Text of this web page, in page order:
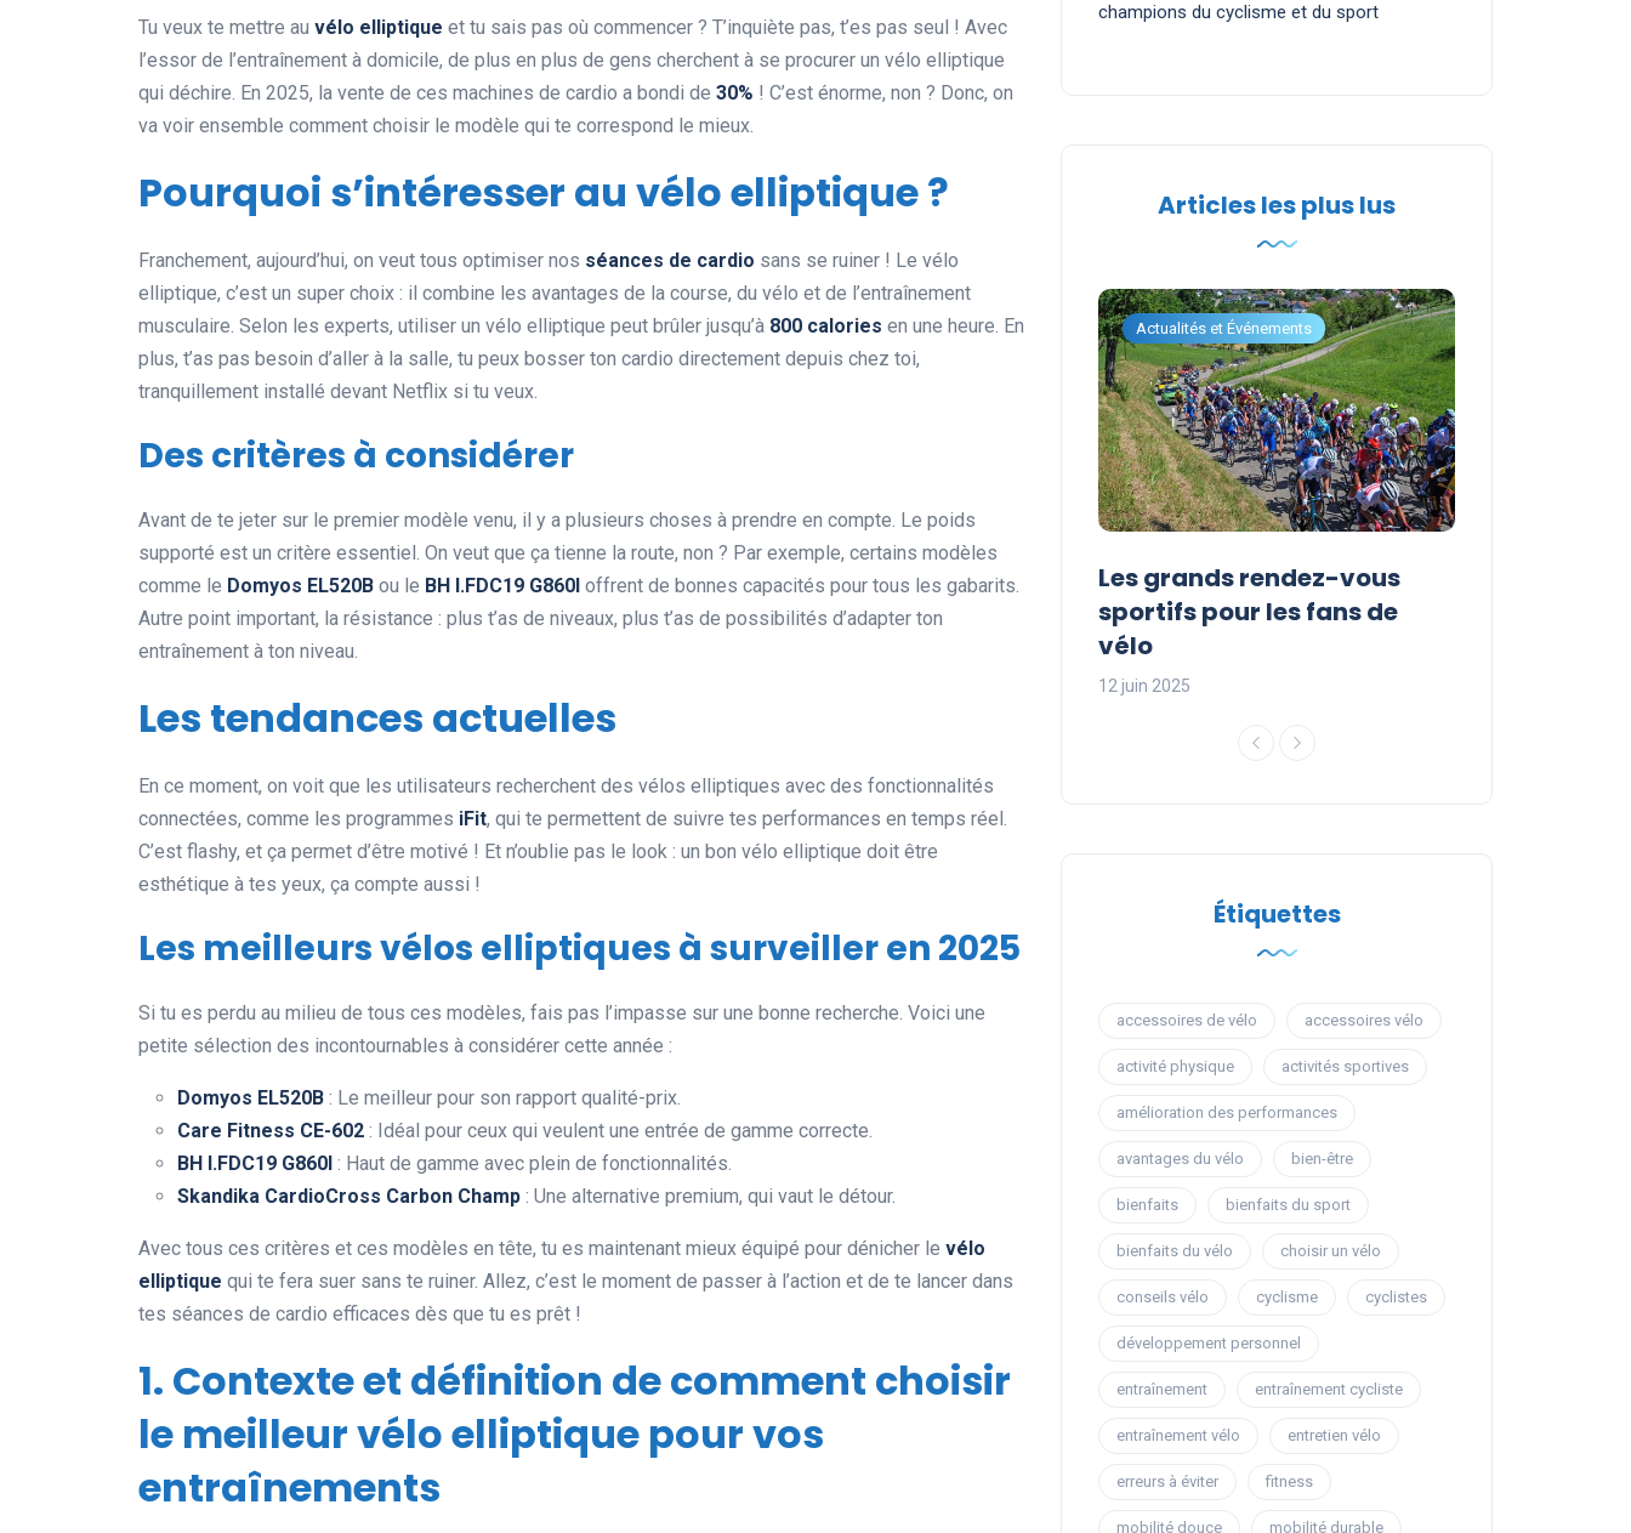
Tu veux te mettre au vélo elliptique et tu sais pas où commencer ? T’inquiète pas, t’es pas seul ! Avec
l’essor de l’entraînement à domicile, de plus en plus de gens cherchent à se procurer un vélo elliptique
qui déchire. En 2025, la vente de ces machines de cardio a bondi de 30% ! C’est énorme, non ? Donc, on
va voir ensemble comment choisir le modèle qui te correspond le mieux.
Pourquoi s’intéresser au vélo elliptique ?
Franchement, aujourd’hui, on veut tous optimiser nos séances de cardio sans se ruiner ! Le vélo
elliptique, c’est un super choix : il combine les avantages de la course, du vélo et de l’entraînement
musculaire. Selon les experts, utiliser un vélo elliptique peut brûler jusqu’à 800 calories en une heure. En
plus, t’as pas besoin d’aller à la salle, tu peux bosser ton cardio directement depuis chez toi,
tranquillement installé devant Netflix si tu veux.
Des critères à considérer
Avant de te jeter sur le premier modèle venu, il y a plusieurs choses à prendre en compte. Le poids
supporté est un critère essentiel. On veut que ça tienne la route, non ? Par exemple, certains modèles
comme le Domyos EL520B ou le BH I.FDC19 G860I offrent de bonnes capacités pour tous les gabarits.
Autre point important, la résistance : plus t’as de niveaux, plus t’as de possibilités d’adapter ton
entraînement à ton niveau.
Les tendances actuelles
En ce moment, on voit que les utilisateurs recherchent des vélos elliptiques avec des fonctionnalités
connectées, comme les programmes iFit, qui te permettent de suivre tes performances en temps réel.
C’est flashy, et ça permet d’être motivé ! Et n’oublie pas le look : un bon vélo elliptique doit être
esthétique à tes yeux, ça compte aussi !
Les meilleurs vélos elliptiques à surveiller en 2025
Si tu es perdu au milieu de tous ces modèles, fais pas l’impasse sur une bonne recherche. Voici une
petite sélection des incontournables à considérer cette année :
Domyos EL520B : Le meilleur pour son rapport qualité-prix.
Care Fitness CE-602 : Idéal pour ceux qui veulent une entrée de gamme correcte.
BH I.FDC19 G860I : Haut de gamme avec plein de fonctionnalités.
Skandika CardioCross Carbon Champ : Une alternative premium, qui vaut le détour.
Avec tous ces critères et ces modèles en tête, tu es maintenant mieux équipé pour dénicher le vélo
elliptique qui te fera suer sans te ruiner. Allez, c’est le moment de passer à l’action et de te lancer dans
tes séances de cardio efficaces dès que tu es prêt !
1. Contexte et définition de comment choisir
le meilleur vélo elliptique pour vos
entraînements
champions du cyclisme et du sport
Articles les plus lus
Actualités et Événements
Les records insolites et
surprenants en cyclisme et
Actualités et Événements
Les grands rendez-vous
sportifs pour les fans de
vélo
12 juin 2025
Étiquettes
accessoires de vélo accessoires vélo
activité physique activités sportives
amélioration des performances
avantages du vélo bien-être
bienfaits bienfaits du sport
bienfaits du vélo choisir un vélo
conseils vélo cyclisme cyclistes
développement personnel
entraînement entraînement cycliste
entraînement vélo entretien vélo
erreurs à éviter fitness
mobilité douce mobilité durable